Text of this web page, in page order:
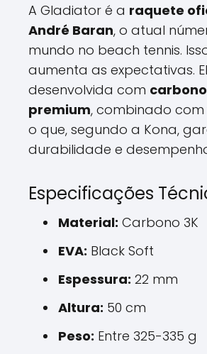
A Gladiator é a raquete
André Baran, o atual
mundo no beach tennis.
aumenta as expectativas.
desenvolvida com
premium, combinado com
o que, segundo a Kona,
durabilidade e
Especificações
Material: Carbono 3K
EVA: Black Soft
Espessura: 22 mm
Altura: 50 cm
Peso: Entre 325-335 g